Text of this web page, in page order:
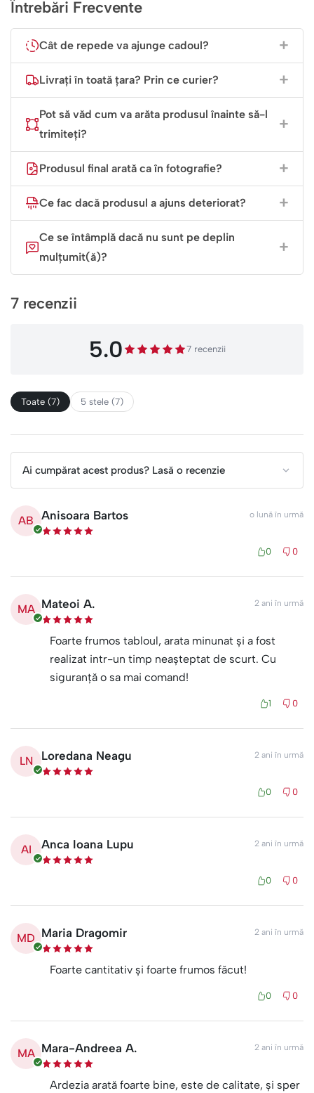
Întrebări Frecvente
Cât de repede va ajunge cadoul?
Livrați în toată țara? Prin ce curier?
Pot să văd cum va arăta produsul înainte să-l
trimiteți?
Produsul final arată ca în fotografie?
Ce fac dacă produsul a ajuns deteriorat?
Ce se întâmplă dacă nu sunt pe deplin
mulțumit(ă)?
7 recenzii
5.0 7 recenzii
Toate (7) 5 stele (7)
Ai cumpărat acest produs? Lasă o recenzie
AB Anisoara Bartos o lună în urmă
0 0
MA Mateoi A. 2 ani în urmă
Foarte frumos tabloul, arata minunat și a fost
realizat intr-un timp neașteptat de scurt. Cu
siguranță o sa mai comand!
1 0
LN Loredana Neagu 2 ani în urmă
0 0
AI Anca Ioana Lupu 2 ani în urmă
0 0
MD Maria Dragomir 2 ani în urmă
Foarte cantitativ și foarte frumos făcut!
0 0
MA Mara-Andreea A. 2 ani în urmă
Ardezia arată foarte bine, este de calitate, și sper